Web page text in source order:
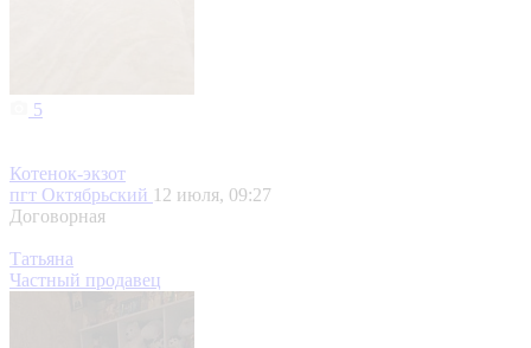
5
Котенок-экзот
пгт Октябрьский 12 июля, 09:27
Договорная
Татьяна
Частный продавец